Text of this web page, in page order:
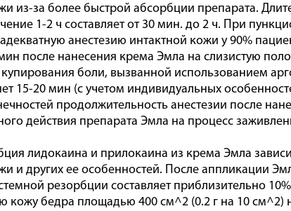
из-за более быстрой абсорбции препарата.
1-2 ч составляет от 30 мин. до 2 ч. При
анестезию интактной кожи у 90%
после нанесения крема Эмла на слизистую
купирования боли, вызванной использованием
15-20 мин (с учетом индивидуальных
продолжительность анестезии после
действия препарата Эмла на процесс
лидокаина и прилокаина из крема Эмла
и других ее особенностей. После аппликации
резорбции составляет приблизительно
кожу бедра площадью 400 см^2 (0.2 г на 10 см^2)